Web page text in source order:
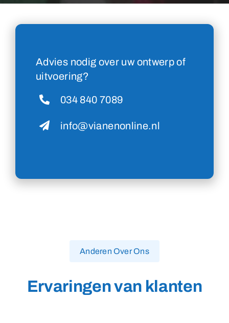
Advies nodig over uw ontwerp of
uitvoering?
034 840 7089
info@vianenonline.nl
Anderen Over Ons
Ervaringen van klanten